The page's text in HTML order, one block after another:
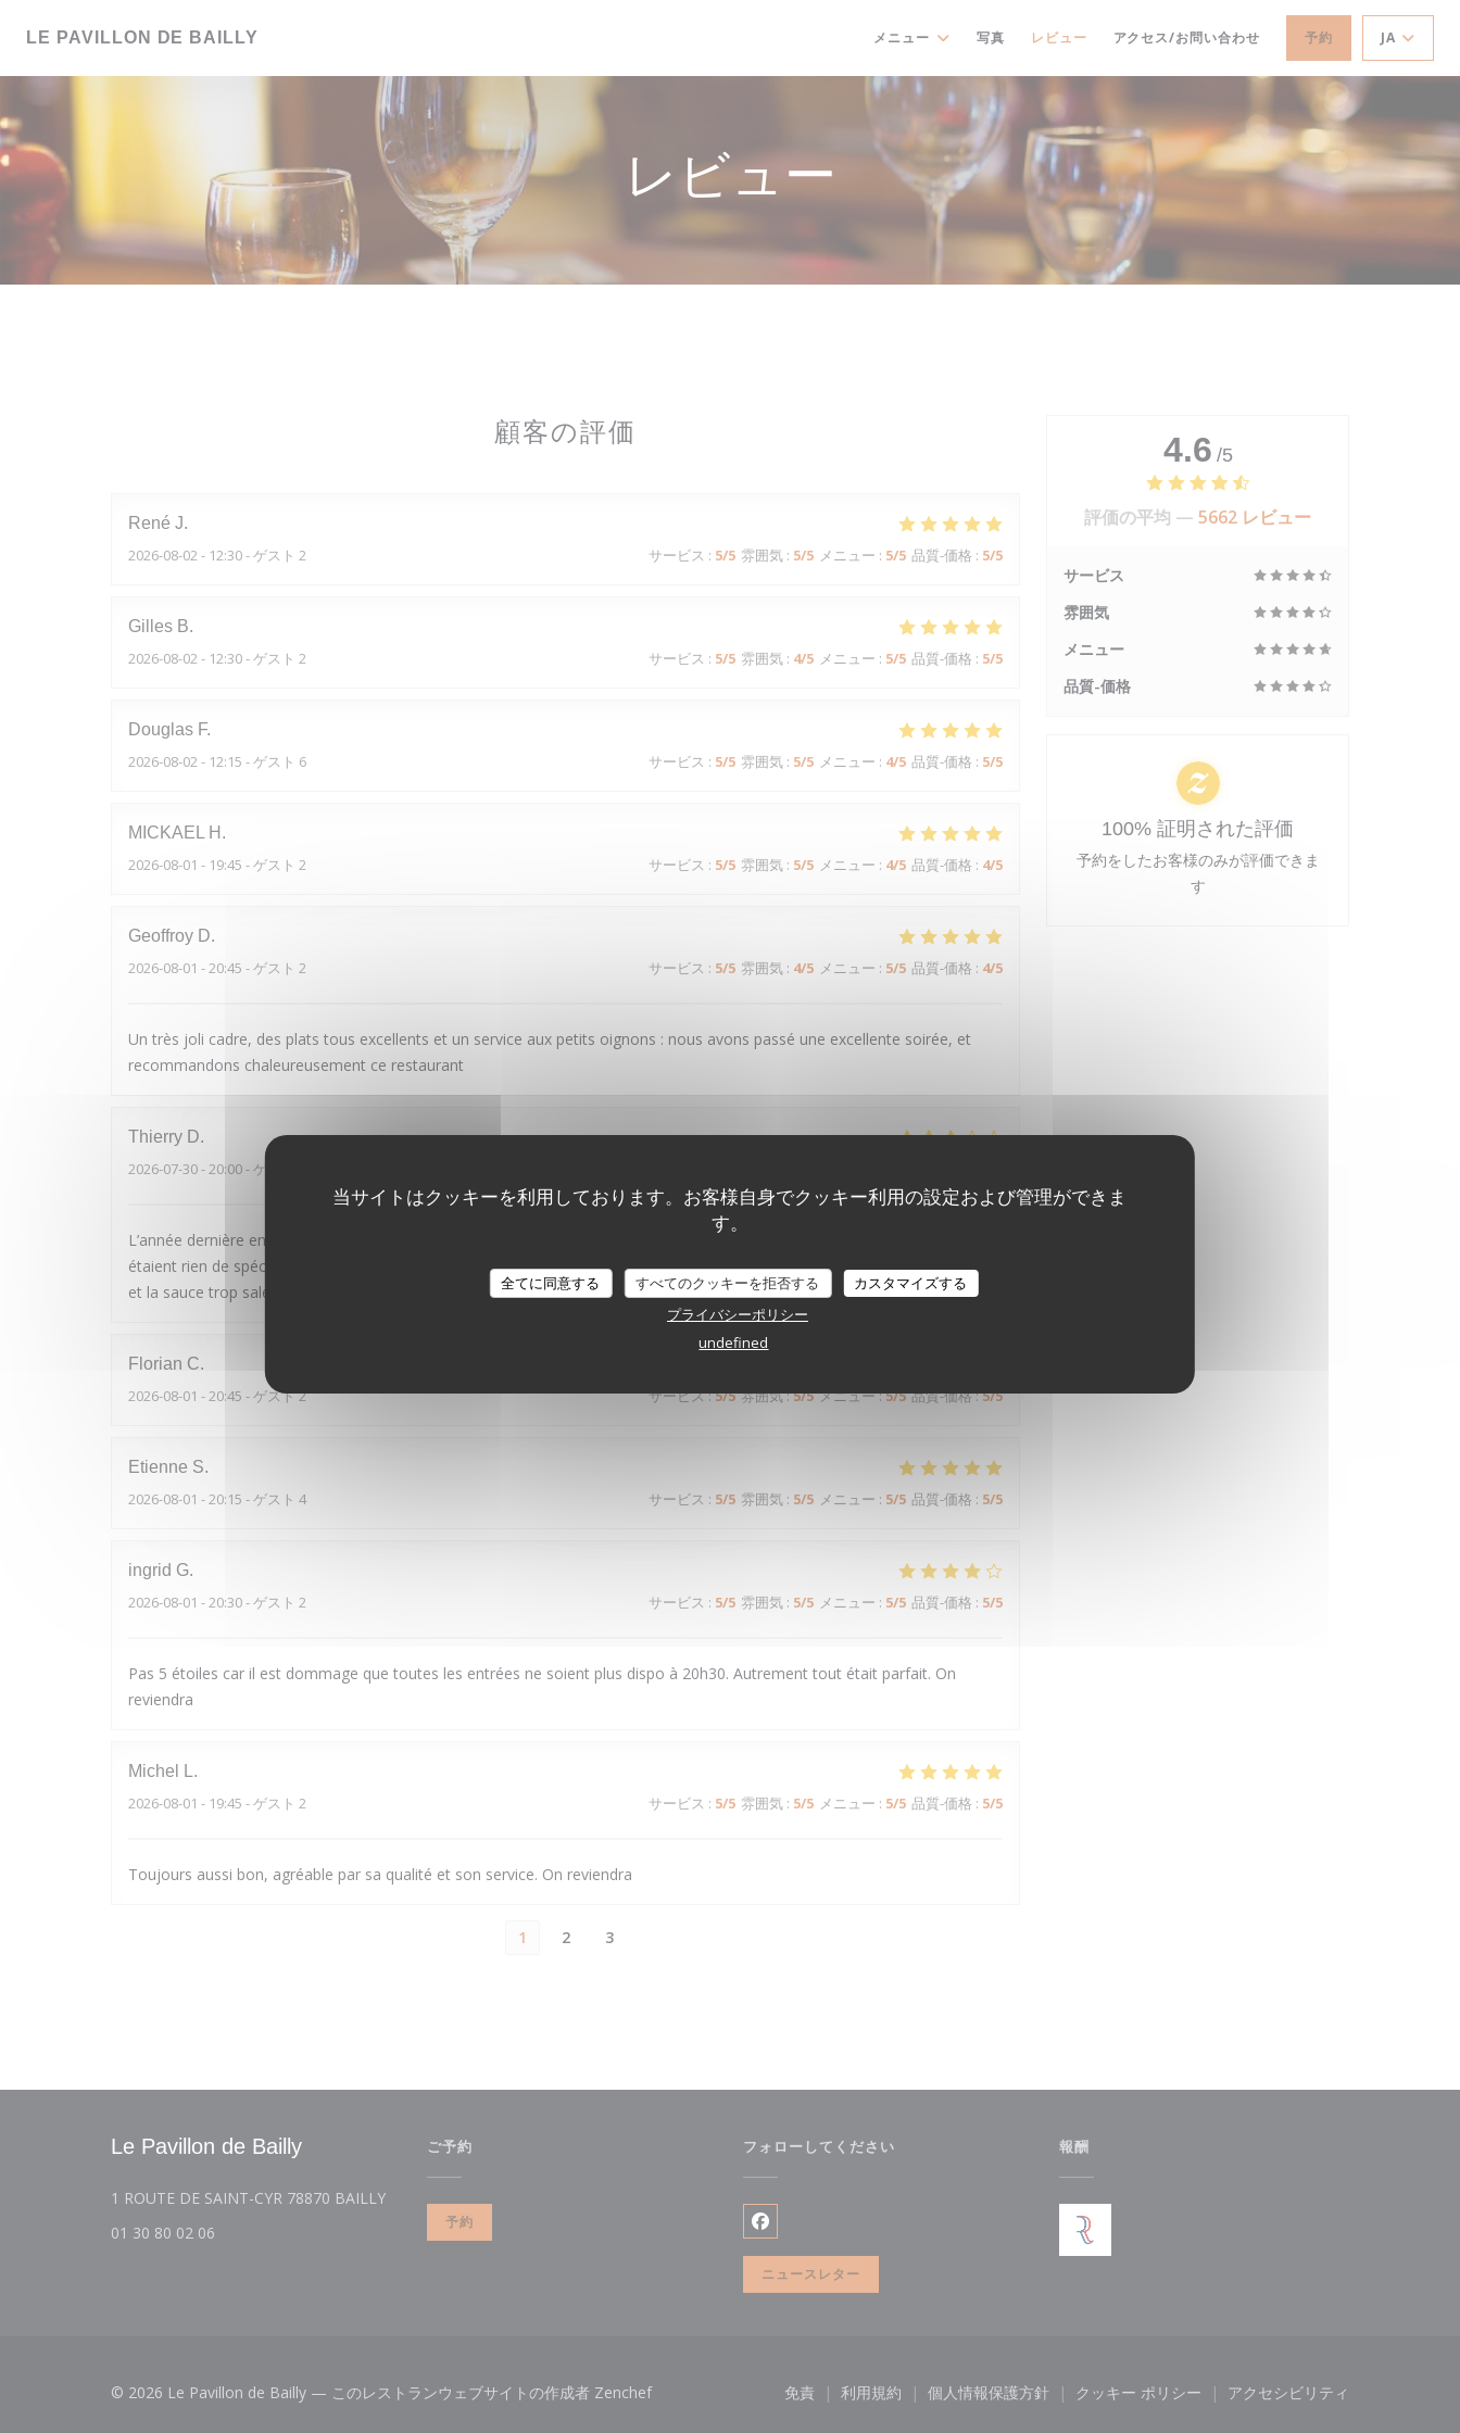
当サイトはクッキーを利用しております。お客様自身でクッキー利用の設定および管理ができま
す。
全てに同意する すべてのクッキーを拒否する
カスタマイズする
プライバシーポリシー
undefined
LE PAVILLON DE BAILLY メニュー 写真 レビュー アクセス/お問い合わせ 予約 JA
レビュー
顧客の評価
René J
2026-08-02 - 12:30 - ゲスト 2 サービス : 5/5 雰囲気 : 5/5 メニュー : 5/5 品質-価格 : 5/5
Gilles B
2026-08-02 - 12:30 - ゲスト 2 サービス : 5/5 雰囲気 : 4/5 メニュー : 5/5 品質-価格 : 5/5
Douglas F
2026-08-02 - 12:15 - ゲスト 6 サービス : 5/5 雰囲気 : 5/5 メニュー : 4/5 品質-価格 : 5/5
MICKAEL H
2026-08-01 - 19:45 - ゲスト 2 サービス : 5/5 雰囲気 : 5/5 メニュー : 4/5 品質-価格 : 4/5
Geoffroy D
2026-08-01 - 20:45 - ゲスト 2 サービス : 5/5 雰囲気 : 4/5 メニュー : 5/5 品質-価格 : 4/5
Un très joli cadre, des plats tous excellents et un service aux petits oignons : nous avons passé une excellente soirée, et
recommandons chaleureusement ce restaurant
Thierry D
2026-07-30- 20:00 - ゲスト 2
L’année dernière en Avril on était la pour mon anniversaire. Tout était parfait. Mais cette fois ci on était très déçu. Les plats
étaient rien de spécial, même un peu au dessous de standard. Le croustillant d’épaule d’agneau n’avait pas de goût du tout
et la sauce trop salée. Aubergine faite sans aucun travail. Je me doutais est-ce que c’est le même chef de l’année dernière.
Florian C
2026-08-01 - 20:45 - ゲスト 2 サービス:5/5 雰囲気:5/5 メニュー:5/5 品質-価格:5/5
Etienne S
2026-08-01 - 20:15 - ゲスト 4 サービス : 5/5 雰囲気 : 5/5 メニュー : 5/5 品質-価格 : 5/5
ingrid G
2026-08-01 - 20:30 - ゲスト 2 サービス : 5/5 雰囲気 : 5/5 メニュー : 5/5 品質-価格 : 5/5
Pas 5 étoiles car il est dommage que toutes les entrées ne soient plus dispo à 20h30. Autrement tout était parfait. On
reviendra
Michel L
2026-08-01 - 19:45 - ゲスト 2 サービス : 5/5 雰囲気 : 5/5 メニュー : 5/5 品質-価格 : 5/5
Toujours aussi bon, agréable par sa qualité et son service. On reviendra
1 2 3
4.6 /5
評価の平均 — 5662 レビュー
サービス
雰囲気
メニュー
品質-価格
100% 証明された評価
予約をしたお客様のみが評価できま
す
Le Pavillon de Bailly
1 ROUTE DE SAINT-CYR 78870 BAILLY((新しいウィンドウで開きます))
01 30 80 02 06
ご予約
予約
フォローしてください
Facebook ((新しいウィンドウで開きます))
ニュースレター
報酬
© 2026 Le Pavillon de Bailly — このレストランウェブサイトの作成者 Zenchef((新しいウィンドウで開きます))
免責
((新しいウィンドウで開きます))
利用規約
((新しいウィンドウで開きます))
個人情報保護方針
((新しいウィンドウで開きます))
クッキー ポリシー
((新しいウィンドウで開きます))
アクセシビリティ
((新しいウィンドウで開